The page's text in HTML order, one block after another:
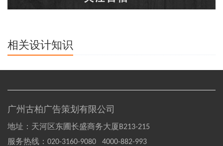
相关设计知识
广州古柏广告策划有限公司
地址：天河区东圃长盛商务大厦B213-215
服务热线： 020-3160-9080 4000-882-993